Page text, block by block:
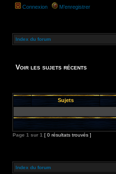
Connexion M’enregistrer
Index du forum
Voir les sujets récents
Sujets
Page 1 sur 1 [ 0 résultats trouvés ]
Index du forum